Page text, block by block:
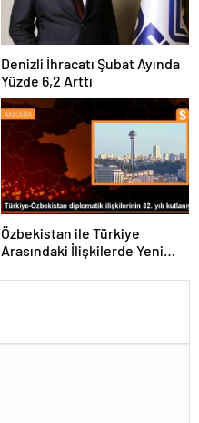
Denizli İhracatı Şubat Ayında
Yüzde 6,2 Arttı
Özbekistan ile Türkiye
Arasındaki İlişkilerde Yeni